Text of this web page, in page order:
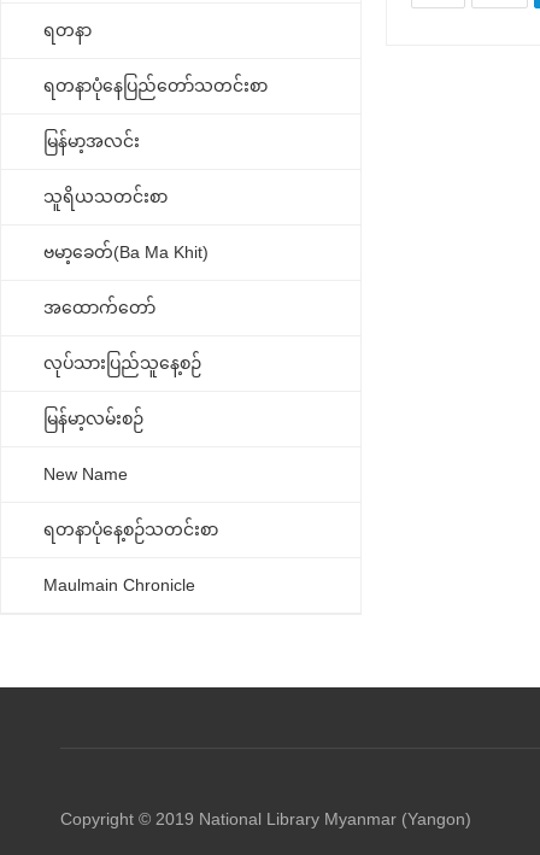
ရတနာ
ရတနာပုံနေပြည်တော်သတင်းစာ
မြန်မာ့အလင်း
သူရိယသတင်းစာ
ဗမာ့ခေတ်(Ba Ma Khit)
အထောက်တော်
လုပ်သားပြည်သူနေ့စဉ်
မြန်မာ့လမ်းစဉ်
New Name
ရတနာပုံနေ့စဉ်သတင်းစာ
Maulmain Chronicle
Copyright © 2019 National Library Myanmar (Yangon)